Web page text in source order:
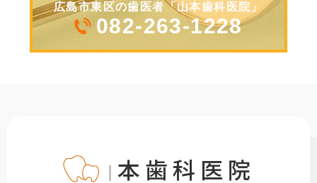
広島市東区の歯医者「山本歯科医院」
082-263-1228
山本歯科医院